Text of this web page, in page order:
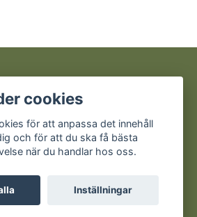
cookies
för att anpassa det innehåll
och för att du ska få bästa
när du handlar hos oss.
Inställningar